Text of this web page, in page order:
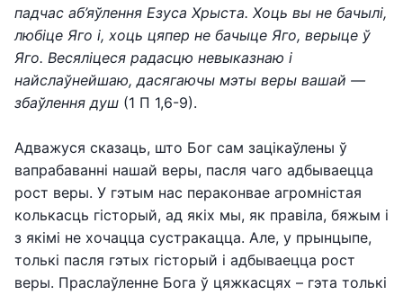
падчас аб’яўлення Езуса Хрыста. Хоць вы не бачылі,
любіце Яго і, хоць цяпер не бачыце Яго, верыце ў
Яго. Весяліцеся радасцю невыказнаю і
найслаўнейшаю, дасягаючы мэты веры вашай —
збаўлення душ (1 П 1,6-9).
Адважуся сказаць, што Бог сам зацікаўлены ў
вапрабаванні нашай веры, пасля чаго адбываецца
рост веры. У гэтым нас пераконвае агромністая
колькасць гісторый, ад якіх мы, як правіла, бяжым і
з якімі не хочацца сустракацца. Але, у прынцыпе,
толькі пасля гэтых гісторый і адбываецца рост
веры. Праслаўленне Бога ў цяжкасцях – гэта толькі